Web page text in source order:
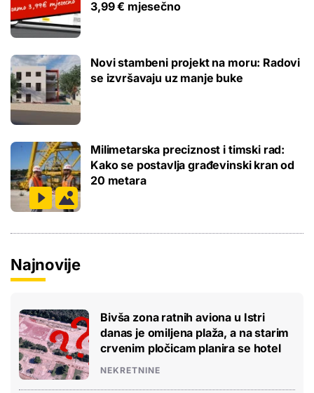
3,99 € mjesečno
Novi stambeni projekt na moru: Radovi
se izvršavaju uz manje buke
Milimetarska preciznost i timski rad:
Kako se postavlja građevinski kran od
20 metara
Najnovije
Bivša zona ratnih aviona u Istri
danas je omiljena plaža, a na starim
crvenim pločicam planira se hotel
NEKRETNINE